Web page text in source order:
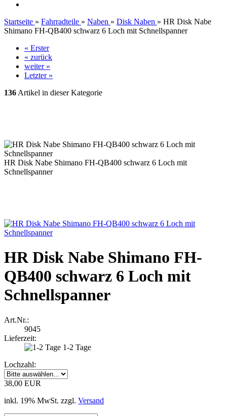
Startseite » Fahrradteile » Naben » Disk Naben » HR Disk Nabe
Shimano FH-QB400 schwarz 6 Loch mit Schnellspanner
« Erster
« zurück
weiter »
Letzter »
136 Artikel in dieser Kategorie
HR Disk Nabe Shimano FH-QB400 schwarz 6 Loch mit
Schnellspanner
HR Disk Nabe Shimano FH-
QB400 schwarz 6 Loch mit
Schnellspanner
Art.Nr.:
9045
Lieferzeit:
1-2 Tage
Lochzahl:
38,00 EUR
inkl. 19% MwSt. zzgl. Versand